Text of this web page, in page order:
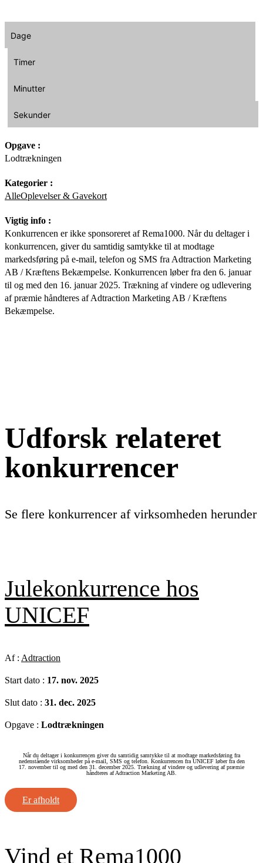
Dage
Timer
Minutter
Sekunder
Opgave :
Lodtrækningen
Kategorier :
AlleOplevelser & Gavekort
Vigtig info :
Konkurrencen er ikke sponsoreret af Rema1000. Når du deltager i
konkurrencen, giver du samtidig samtykke til at modtage
markedsføring på e-mail, telefon og SMS fra Adtraction Marketing
AB / Kræftens Bekæmpelse. Konkurrencen løber fra den 6. januar
til og med den 16. januar 2025. Trækning af vindere og udlevering
af præmie håndteres af Adtraction Marketing AB / Kræftens
Bekæmpelse.
Udforsk relateret
konkurrencer
Se flere konkurrencer af virksomheden herunder
Julekonkurrence hos
UNICEF
Af : Adtraction
Start dato : 17. nov. 2025
Slut dato : 31. dec. 2025
Opgave : Lodtrækningen
Når du deltager i konkurrencen giver du samtidig samtykke til at modtage markedsføring fra
nedenstående virksomheder på e-mail, SMS og telefon. Konkurrencen fra UNICEF løber fra den
17. november til og med den 31. december 2025. Trækning af vindere og udlevering af præmie
håndteres af Adtraction Marketing AB.
Er afholdt
Vind et Rema1000